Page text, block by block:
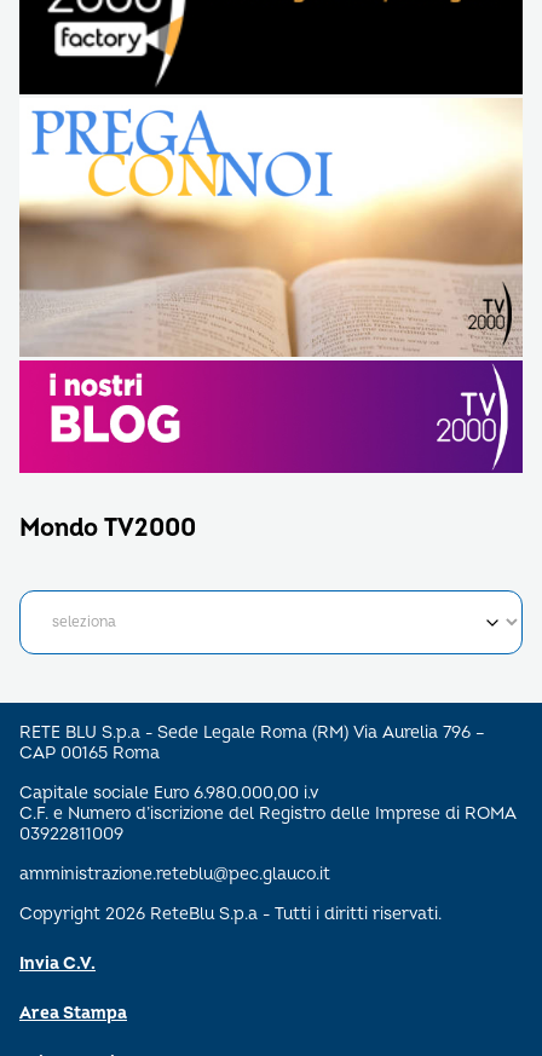
Mondo TV2000
RETE BLU S.p.a - Sede Legale Roma (RM) Via Aurelia 796 –
CAP 00165 Roma
Capitale sociale Euro 6.980.000,00 i.v
C.F. e Numero d’iscrizione del Registro delle Imprese di ROMA
03922811009
amministrazione.reteblu@pec.glauco.it
Copyright 2026 ReteBlu S.p.a - Tutti i diritti riservati.
Invia C.V.
Area Stampa